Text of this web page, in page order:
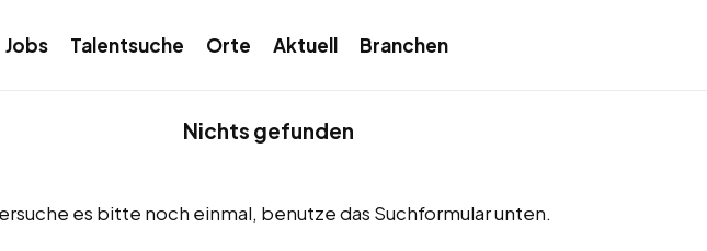
Jobs Talentsuche Orte Aktuell Branchen
Nichts gefunden
es bitte noch einmal, benutze das Suchformular unten.